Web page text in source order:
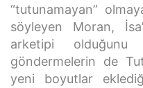
“tutunamayan”
söyleyen Moran,
arketipi olduğunu
göndermelerin de
yeni boyutlar